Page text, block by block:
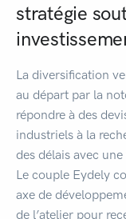
stratégie
La diversification
au départ par la
répondre à des
industriels à la
des délais avec
Le couple Eydely
axe de
de l’atelier pour